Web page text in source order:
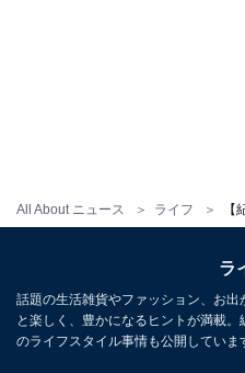
All About ニュース ライフ
夏のハッピーボックス【ランチ保冷
「夏のハッピーボックス【
ラ
話題の生活雑貨やファッション、お
と楽しく、豊かになるヒントが満載
のライフスタイル事情も公開していま